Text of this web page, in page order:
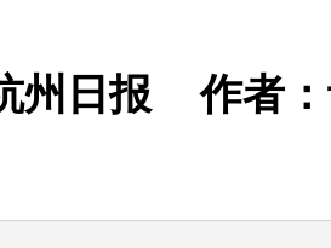
州日报作者